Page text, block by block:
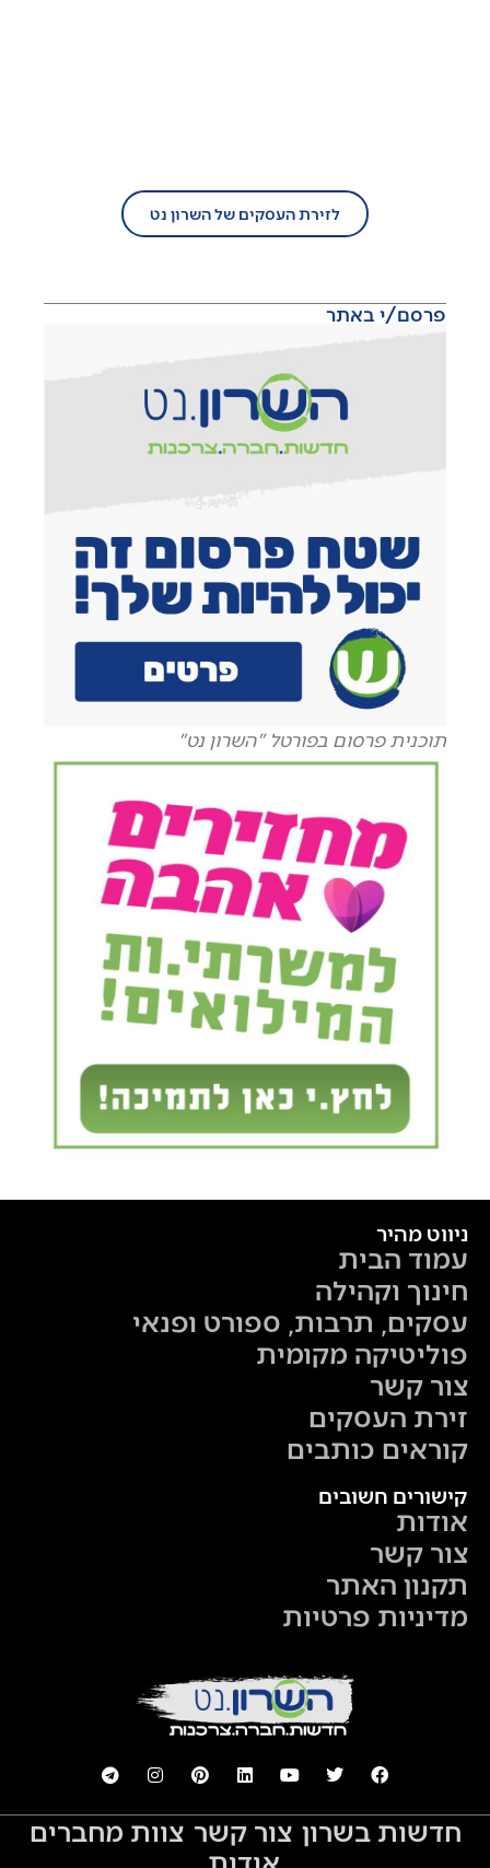
לזירת העסקים של השרון נט
פרסם/י באתר
תוכנית פרסום בפורטל "השרון נט"
ניווט מהיר
עמוד הבית
חינוך וקהילה
עסקים, תרבות, ספורט ופנאי
פוליטיקה מקומית
צור קשר
זירת העסקים
קוראים כותבים
קישורים חשובים
אודות
צור קשר
תקנון האתר
מדיניות פרטיות
חדשות בשרון צור קשר צוות מחברים
אודות